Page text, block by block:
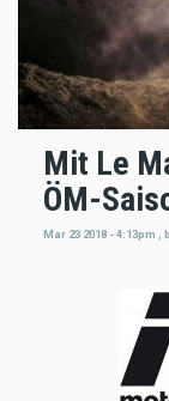
Mit Le
ÖM-
Mar 23 2018 - 4:13pm